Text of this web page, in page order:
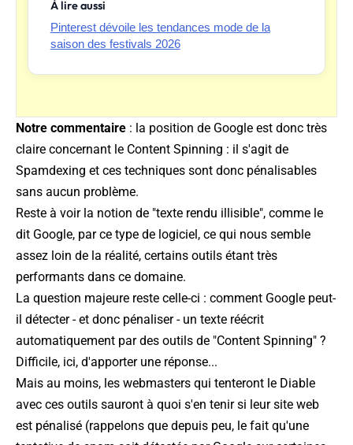
À lire aussi
Pinterest dévoile les tendances mode de la
saison des festivals 2026
Notre commentaire : la position de Google est donc très
claire concernant le Content Spinning : il s'agit de
Spamdexing et ces techniques sont donc pénalisables
sans aucun problème.
Reste à voir la notion de "texte rendu illisible", comme le
dit Google, par ce type de logiciel, ce qui nous semble
assez loin de la réalité, certains outils étant très
performants dans ce domaine.
La question majeure reste celle-ci : comment Google peut-
il détecter - et donc pénaliser - un texte réécrit
automatiquement par des outils de "Content Spinning" ?
Difficile, ici, d'apporter une réponse...
Mais au moins, les webmasters qui tenteront le Diable
avec ces outils sauront à quoi s'en tenir si leur site web
est pénalisé (rappelons que depuis peu, le fait qu'une